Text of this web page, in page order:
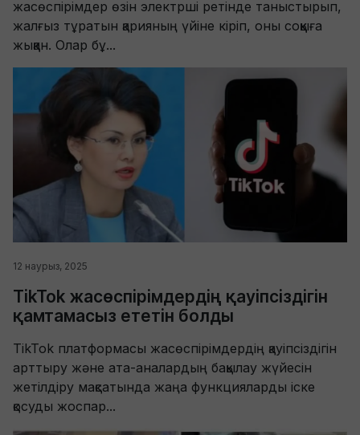
жасөспірімдер өзін электрші ретінде таныстырып,
жалғыз тұратын қарияның үйіне кіріп, оны соққыға
жыққан. Олар бұ...
12 наурыз, 2025
TikTok жасөспірімдердің қауіпсіздігін
қамтамасыз ететін болды
TikTok платформасы жасөспірімдердің қауіпсіздігін
арттыру және ата-аналардың бақылау жүйесін
жетілдіру мақсатында жаңа функцияларды іске
қосуды жоспар...